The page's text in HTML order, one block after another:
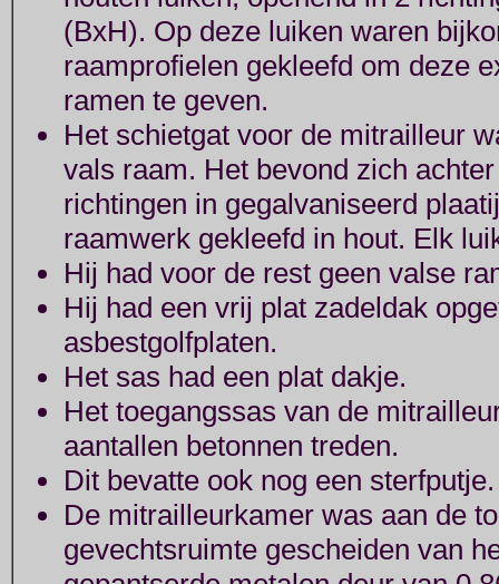
(BxH). Op deze luiken waren
raamprofielen gekleefd om deze
ramen te geven.
Het schietgat voor de mitrailleur
vals raam. Het bevond zich
richtingen in gegalvaniseerd
raamwerk gekleefd in hout. Elk
Hij had voor de rest geen valse
Hij had een vrij plat zadeldak
asbestgolfplaten.
Het sas had een plat dakje.
Het toegangssas van de
aantallen betonnen treden.
Dit bevatte ook nog een sterfputje.
De mitrailleurkamer was aan de
gevechtsruimte gescheiden van